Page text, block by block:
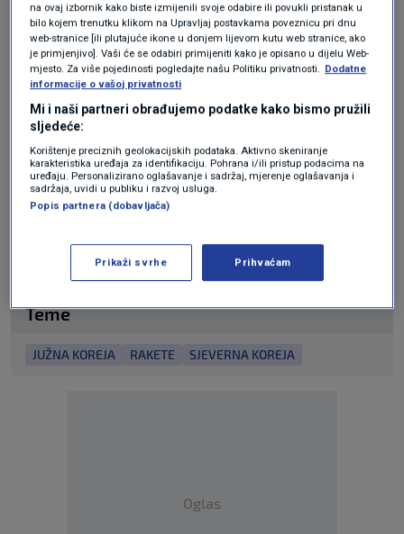
Kao odgovor na seriju novih testova, SAD su
prošli tjedan najavile nove sankcije, koje je
Pjongjang okvalificirao kao "provokaciju"
ustvrdivši da Sjeverna Koreja ima "legitimno
pravo" na samoobranu.
društvenih mrežaTwitter| Facebook|Instagram.
Teme
JUŽNA KOREJA RAKETE SJEVERNA KOREJA
Oglas
na ovaj izbornik kako biste izmijenili svoje odabire ili povukli pristanak u
bilo kojem trenutku klikom na Upravljaj postavkama poveznicu pri dnu
web-stranice [ili plutajuće ikone u donjem lijevom kutu web stranice, ako
je primjenjivo]. Vaši će se odabiri primijeniti kako je opisano u dijelu Web-
mjesto. Za više pojedinosti pogledajte našu Politiku privatnosti. Dodatne
informacije o vašoj privatnosti
Mi i naši partneri obrađujemo podatke kako bismo pružili
sljedeće:
Korištenje preciznih geolokacijskih podataka. Aktivno skeniranje
karakteristika uređaja za identifikaciju. Pohrana i/ili pristup podacima na
uređaju. Personalizirano oglašavanje i sadržaj, mjerenje oglašavanja i
sadržaja, uvidi u publiku i razvoj usluga.
Popis partnera (dobavljača)
Prikaži svrhe Prihvaćam